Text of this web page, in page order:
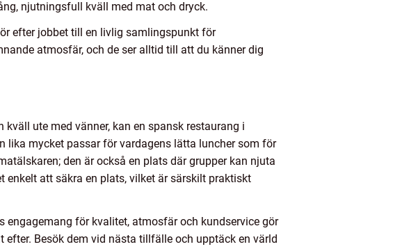
njutningsfull kväll med mat och dryck.
efter jobbet till en livlig samlingspunkt för
atmosfär, och de ser alltid till att du känner dig
ute med vänner, kan en spansk restaurang i
lika mycket passar för vardagens lätta luncher som för
den är också en plats där grupper kan njuta
att säkra en plats, vilket är särskilt praktiskt
engagemang för kvalitet, atmosfär och kundservice gör
Besök dem vid nästa tillfälle och upptäck en värld